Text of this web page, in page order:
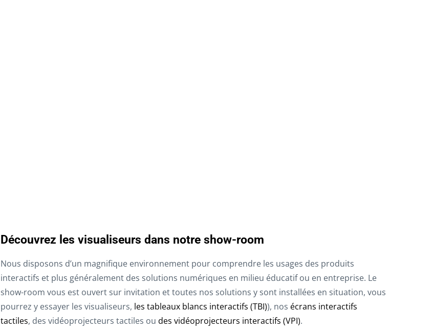
Découvrez les visualiseurs dans notre show-room
Nous disposons d’un magnifique environnement pour comprendre les usages des produits
interactifs et plus généralement des solutions numériques en milieu éducatif ou en entreprise. Le
show-room vous est ouvert sur invitation et toutes nos solutions y sont installées en situation, vous
pourrez y essayer les visualiseurs, les tableaux blancs interactifs (TBI)), nos écrans interactifs
tactiles, des vidéoprojecteurs tactiles oudes vidéoprojecteurs interactifs (VPI).